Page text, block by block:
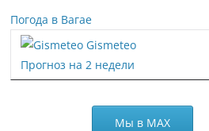
Погода в Вагае
Gismeteo
Прогноз на 2 недели
Мы в МАХ